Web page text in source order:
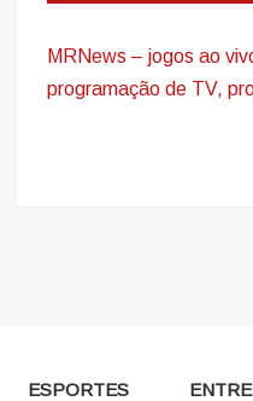
MRNews – jogos ao
programação de TV,
ESPORTES